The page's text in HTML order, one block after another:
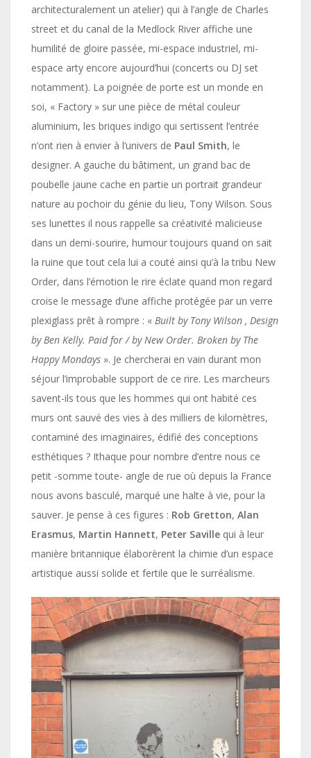
architecturalement un atelier) qui à l’angle de Charles
street et du canal de la Medlock River affiche une
humilité de gloire passée, mi-espace industriel, mi-
espace arty encore aujourd’hui (concerts ou DJ set
notamment). La poignée de porte est un monde en
soi, « Factory » sur une pièce de métal couleur
aluminium, les briques indigo qui sertissent l’entrée
n’ont rien à envier à l’univers de Paul Smith, le
designer. A gauche du bâtiment, un grand bac de
poubelle jaune cache en partie un portrait grandeur
nature au pochoir du génie du lieu, Tony Wilson. Sous
ses lunettes il nous rappelle sa créativité malicieuse
dans un demi-sourire, humour toujours quand on sait
la ruine que tout cela lui a couté ainsi qu’à la tribu New
Order, dans l’émotion le rire éclate quand mon regard
croise le message d’une affiche protégée par un verre
plexiglass prêt à rompre : « Built by Tony Wilson , Design
by Ben Kelly. Paid for / by New Order. Broken by The
Happy Mondays ». Je chercherai en vain durant mon
séjour l’improbable support de ce rire. Les marcheurs
savent-ils tous que les hommes qui ont habité ces
murs ont sauvé des vies à des milliers de kilomètres,
contaminé des imaginaires, édifié des conceptions
esthétiques ? Ithaque pour nombre d’entre nous ce
petit -somme toute- angle de rue où depuis la France
nous avons basculé, marqué une halte à vie, pour la
sauver. Je pense à ces figures : Rob Gretton, Alan
Erasmus, Martin Hannett, Peter Saville qui à leur
manière britannique élaborèrent la chimie d’un espace
artistique aussi solide et fertile que le surréalisme.